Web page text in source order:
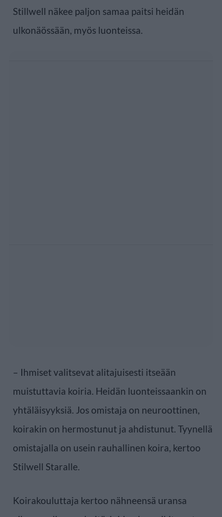
Stillwell näkee paljon samaa paitsi heidän
ulkonäössään, myös luonteissa.
– Ihmiset valitsevat alitajuisesti itseään
muistuttavia koiria. Heidän luonteissaankin on
yhtäläisyyksiä. Jos omistaja on neuroottinen,
koirakin on hermostunut ja ahdistunut. Tyynellä
omistajalla on usein rauhallinen koira, kertoo
Stilwell Staralle.
Koirakouluttaja kertoo nähneensä uransa